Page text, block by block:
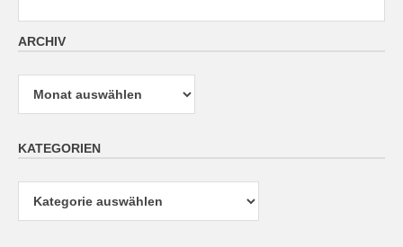
ARCHIV
Archiv
KATEGORIEN